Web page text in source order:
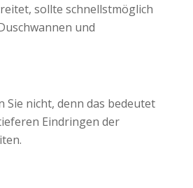
sollte schnellstmöglich
und
Sie nicht, denn das bedeutet
Eindringen der